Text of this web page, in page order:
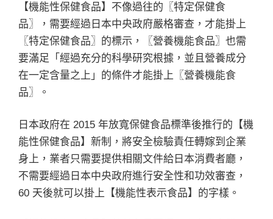
【機能性保健食品】不像過往的〖特定保健食
品〗，需要經過日本中央政府嚴格審查，才能掛上
〖特定保健食品〗的標示，〖營養機能食品〗也需
要滿足「經過充分的科學研究根據，並且營養成分
在一定含量之上」的條件才能掛上〖營養機能食
品〗。
日本政府在 2015 年放寬保健食品標準後推行的【機
能性保健食品】新制，將安全檢驗責任轉嫁到企業
身上，業者只需要提供相關文件給日本消費者廳，
不需要經過日本中央政府進行安全性和功效審查，
60 天後就可以掛上【機能性表示食品】的字樣。